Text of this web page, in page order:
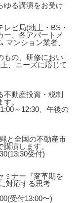
ゆる講演をお受け
ビ局(地上・BS・
ー、各アパートメ
マンション業者、
もの、研修におい
、ニーズに応じて
動産投資・税制
。
～12:30、午後の
と全国の不動産市
演します。
受付)
ミナー『変革期を
対応する思考
受付13:00〜)